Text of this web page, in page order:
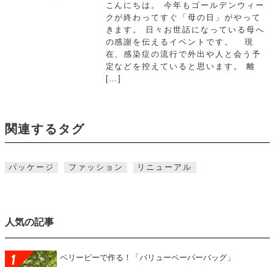
こんにちは。 今年もゴールデンウィー
クが終わってすぐ「母の日」がやって
きます。 日々お世話になっている母へ
の感謝を伝えるイベントです。 現
在、感染症の流行で外出や人と会う予
定などを控えていると思います。 離
[…]
関連するタグ
パッケージ ファッション リニューアル
人気の記事
ベリービーで作る！「バリューペーパーバッグ」